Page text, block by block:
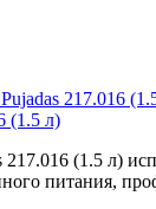
(1.5 л)
(1.5 л)
питания,